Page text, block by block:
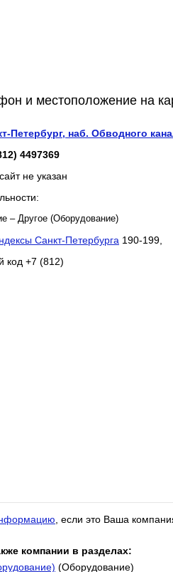
и местоположение на
Петербург, наб. Обводного
4497369
не указан
– Другое (Оборудование)
Санкт-Петербурга 190-199,
код +7 (812)
, если это Ваша
компании в разделах:
(Оборудование)